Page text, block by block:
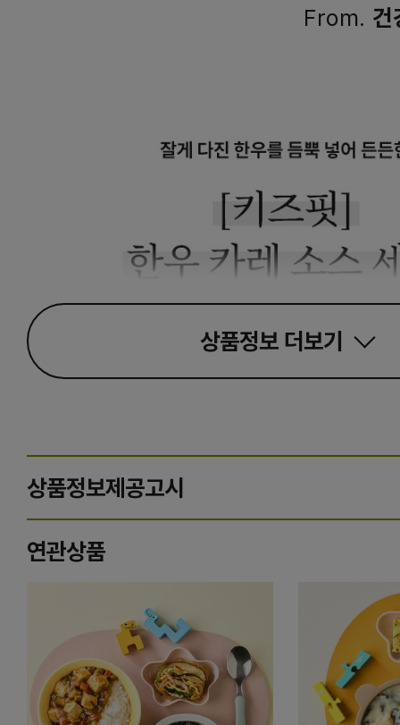
From. 건
상품정보 더보기
상품정보제공고시
연관상품